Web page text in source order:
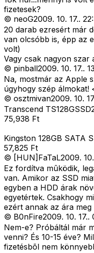
fizetesek?
© neoG2009. 10. 17..
20 darab ezresért már
van olcsóbb is, épp az
volt)
Vagy csak nagyon szar
© pinball2009. 10. 17..
Na, mostmár az Apple
úgyhogy szép álmokat!
© osztmivan2009. 10.
Transcend
75,938 Ft
Kingston 128GB SATA
57,825 Ft
© [HUN]FaTaL2009.
Ez fordítva mûködik,
van. Amikor az SSD
egyben a HDD árak
egyetértek. Csakhogy
ezért annak az ára
© B0nFire2009. 10. 17..
Nem-e? Próbáltál már
venni? És 10-15 éve?
fizetésbõl nem